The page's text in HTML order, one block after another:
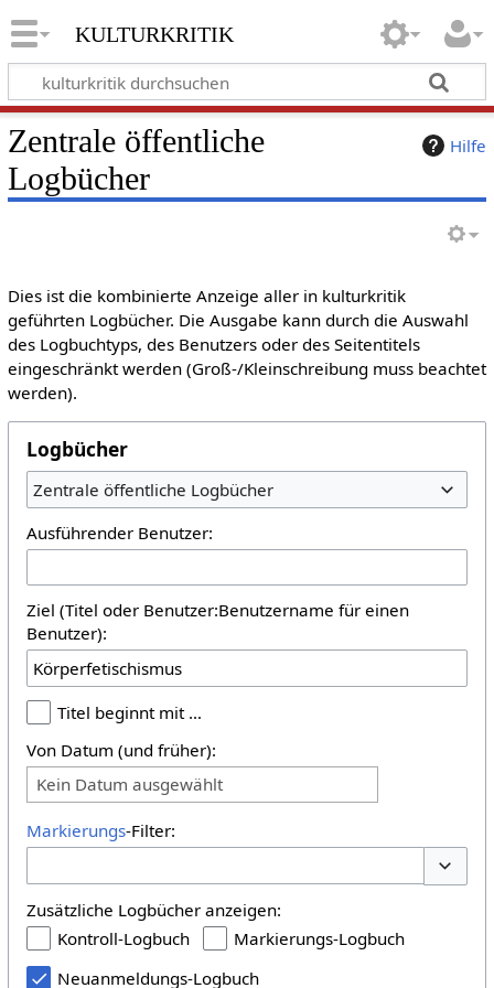
kulturkritik
Hilfe
Zentrale öffentliche
Logbücher
Dies ist die kombinierte Anzeige aller in kulturkritik
geführten Logbücher. Die Ausgabe kann durch die Auswahl
des Logbuchtyps, des Benutzers oder des Seitentitels
eingeschränkt werden (Groß-/Kleinschreibung muss beachtet
werden).
Logbücher
Zentrale öffentliche Logbücher
Ausführender Benutzer:
Ziel (Titel oder Benutzer:Benutzername für einen
Benutzer):
Titel beginnt mit …
Von Datum (und früher):
Kein Datum ausgewählt
Markierungs-Filter:
Zusätzliche Logbücher anzeigen:
Kontroll-Logbuch
Markierungs-Logbuch
Neuanmeldungs-Logbuch